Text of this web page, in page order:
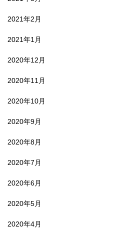
2021年2月
2021年1月
2020年12月
2020年11月
2020年10月
2020年9月
2020年8月
2020年7月
2020年6月
2020年5月
2020年4月